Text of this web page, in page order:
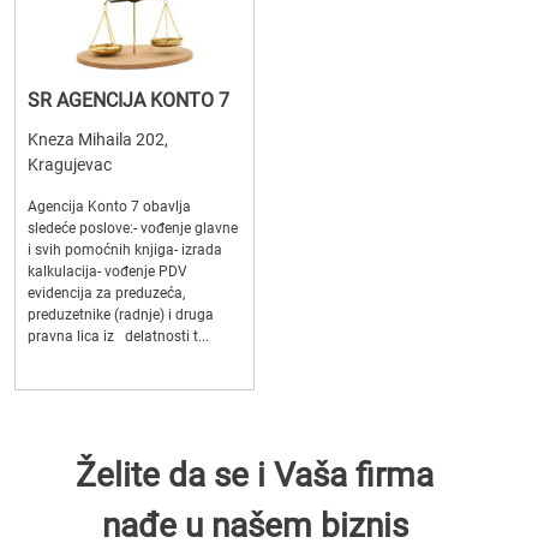
SR AGENCIJA KONTO 7
Kneza Mihaila 202,
Kragujevac
Agencija Konto 7 obavlja
sledeće poslove:- vođenje glavne
i svih pomoćnih knjiga- izrada
kalkulacija- vođenje PDV
evidencija za preduzeća,
preduzetnike (radnje) i druga
pravna lica iz delatnosti t...
Želite da se i Vaša firma
nađe u našem biznis